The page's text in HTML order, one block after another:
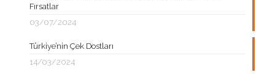
Fırsatlar
03/07/2024
Türkiye’nin Çek Dostları
14/03/2024